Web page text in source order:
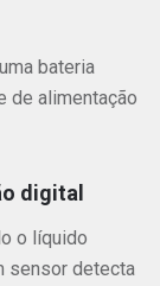
bateria
de alimentação
digital
o líquido
sensor detecta